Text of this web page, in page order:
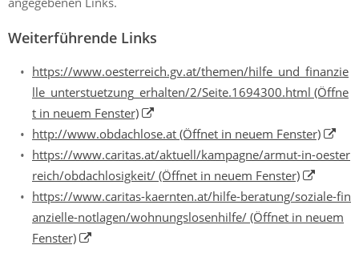
Weiterführende Links
https://www.oesterreich.gv.at/themen/hilfe_und_finanzie
lle_unterstuetzung_erhalten/2/Seite.1694300.html (Öffne
t in neuem Fenster)
http://www.obdachlose.at (Öffnet in neuem Fenster)
https://www.caritas.at/aktuell/kampagne/armut-in-oester
reich/obdachlosigkeit/ (Öffnet in neuem Fenster)
https://www.caritas-kaernten.at/hilfe-beratung/soziale-fin
anzielle-notlagen/wohnungslosenhilfe/ (Öffnet in neuem
Fenster)